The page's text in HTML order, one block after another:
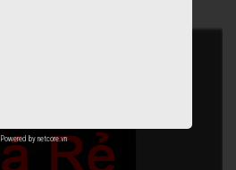
Powered by netcore.vn